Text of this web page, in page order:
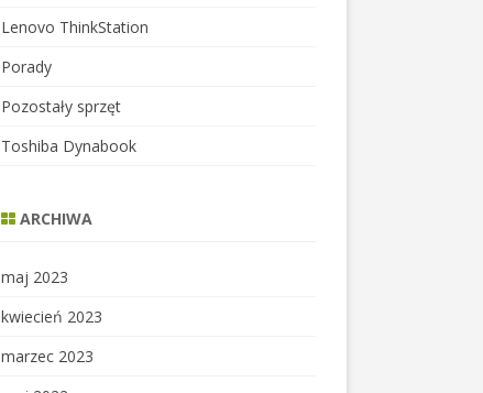
Lenovo ThinkStation
Porady
Pozostały sprzęt
Toshiba Dynabook
ARCHIWA
maj 2023
kwiecień 2023
marzec 2023